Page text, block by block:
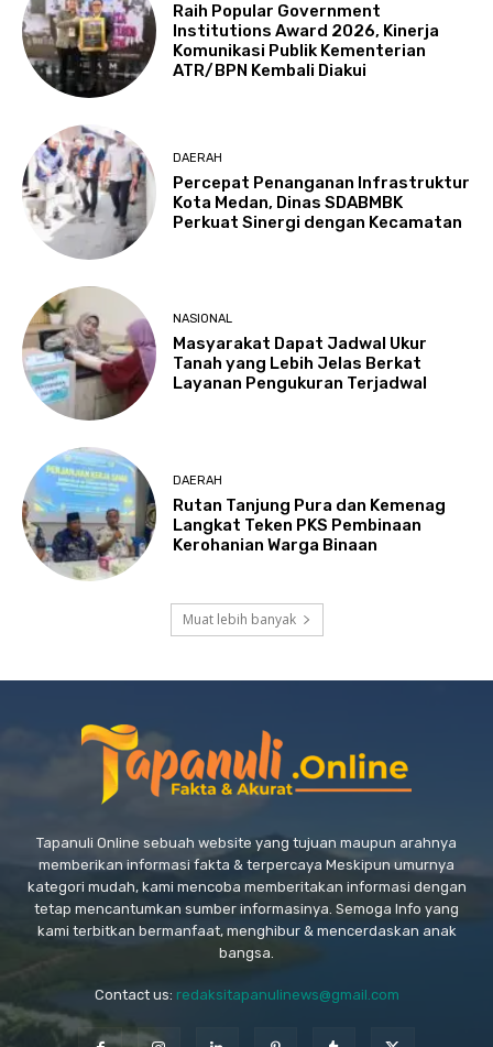
Raih Popular Government
Institutions Award 2026, Kinerja
Komunikasi Publik Kementerian
ATR/BPN Kembali Diakui
DAERAH
Percepat Penanganan Infrastruktur
Kota Medan, Dinas SDABMBK
Perkuat Sinergi dengan Kecamatan
NASIONAL
Masyarakat Dapat Jadwal Ukur
Tanah yang Lebih Jelas Berkat
Layanan Pengukuran Terjadwal
DAERAH
Rutan Tanjung Pura dan Kemenag
Langkat Teken PKS Pembinaan
Kerohanian Warga Binaan
Muat lebih banyak
Tapanuli Online sebuah website yang tujuan maupun arahnya
memberikan informasi fakta & terpercaya Meskipun umurnya
kategori mudah, kami mencoba memberitakan informasi dengan
tetap mencantumkan sumber informasinya. Semoga Info yang
kami terbitkan bermanfaat, menghibur & mencerdaskan anak
bangsa.
Contact us: redaksitapanulinews@gmail.com